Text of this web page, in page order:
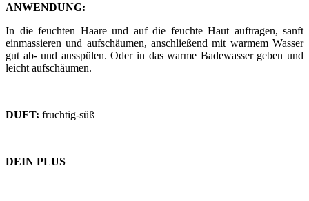
ANWENDUNG:
In die feuchten Haare und auf die feuchte Haut auftragen, sanft
einmassieren und aufschäumen, anschließend mit warmem Wasser
gut ab- und ausspülen. Oder in das warme Badewasser geben und
leicht aufschäumen.
DUFT: fruchtig-süß
DEIN PLUS